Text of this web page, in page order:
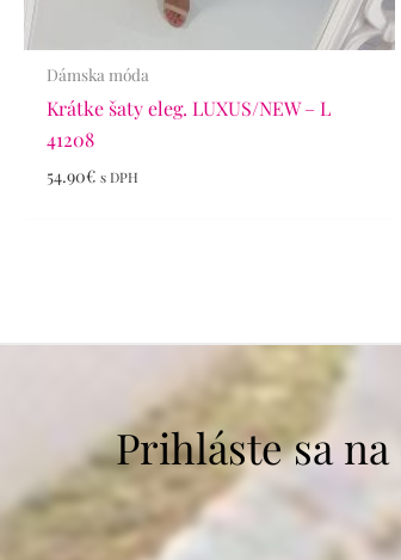
Dámska móda
Krátke šaty eleg. LUXUS/NEW – L
41208
54.90€ s DPH
Prihláste sa